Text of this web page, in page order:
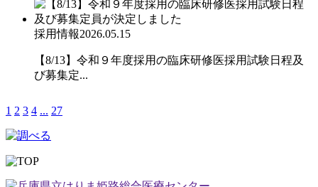
採用情報2026.05.15
【8/13】令和９年度採用の臨床研修医採用試験日程及
び募集定...
1 2 3 4 ... 27